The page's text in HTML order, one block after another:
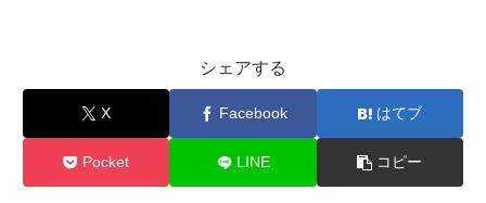
シェアする
X Facebook はてブ
Pocket LINE コピー